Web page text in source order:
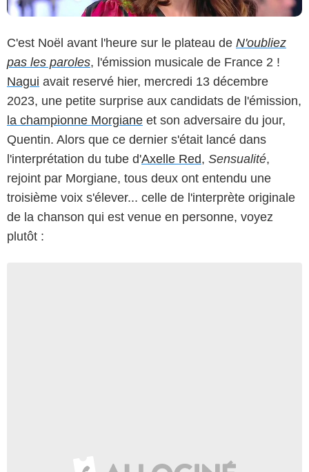
C'est Noël avant l'heure sur le plateau de N'oubliez
pas les paroles, l'émission musicale de France 2 !
Nagui avait reservé hier, mercredi 13 décembre
2023, une petite surprise aux candidats de l'émission,
la championne Morgiane et son adversaire du jour,
Quentin. Alors que ce dernier s'était lancé dans
l'interprétation du tube d'Axelle Red, Sensualité,
rejoint par Morgiane, tous deux ont entendu une
troisième voix s'élever... celle de l'interprète originale
de la chanson qui est venue en personne, voyez
plutôt :